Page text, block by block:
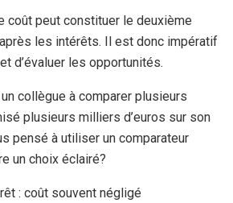
coût peut constituer le deuxième
les intérêts. Il est donc impératif
d’évaluer les opportunités.
collègue à comparer plusieurs
plusieurs milliers d’euros sur son
pensé à utiliser un comparateur
un choix éclairé?
: coût souvent négligé